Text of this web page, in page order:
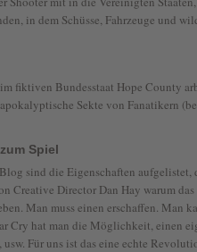
in dem Schüsse, Fahrzeuge und
fiktiven Bundesstaat Hope County
Sekte von Fanatikern
Spiel
sind die Eigenschaften
Creative Director Dan Hay warum
Man muss einen erschaffen. Man
Cry hat man die Möglichkeit, einen
Für uns ist das eine echte